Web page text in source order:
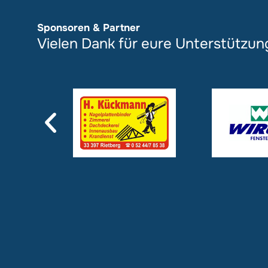
Sponsoren & Partner
Vielen Dank für eure